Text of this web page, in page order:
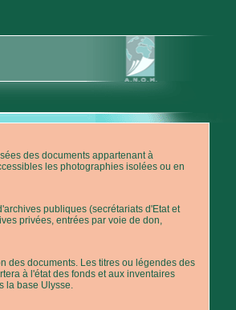
des documents appartenant à
les photographies isolées ou en
publiques (secrétariats d'Etat et
privées, entrées par voie de don,
des documents. Les titres ou légendes des
à l'état des fonds et aux inventaires
la base Ulysse.